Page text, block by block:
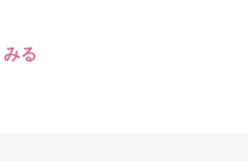
る